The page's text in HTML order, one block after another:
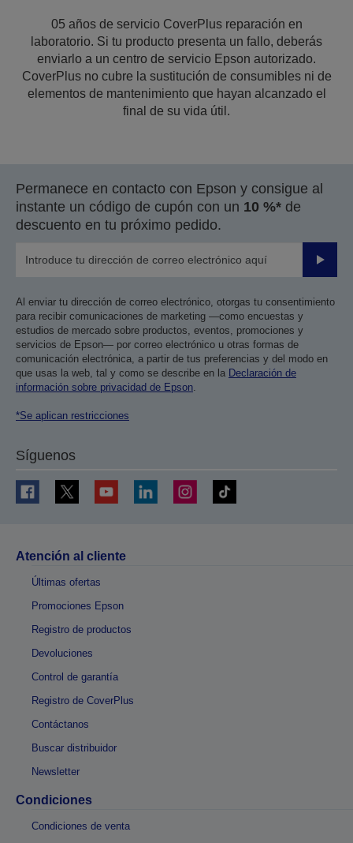
05 años de servicio CoverPlus reparación en
laboratorio. Si tu producto presenta un fallo, deberás
enviarlo a un centro de servicio Epson autorizado.
CoverPlus no cubre la sustitución de consumibles ni de
elementos de mantenimiento que hayan alcanzado el
final de su vida útil.
Permanece en contacto con Epson y consigue al
instante un código de cupón con un 10 %* de
descuento en tu próximo pedido.
Enviar
Al enviar tu dirección de correo electrónico, otorgas tu consentimiento
para recibir comunicaciones de marketing —como encuestas y
estudios de mercado sobre productos, eventos, promociones y
servicios de Epson— por correo electrónico u otras formas de
comunicación electrónica, a partir de tus preferencias y del modo en
que usas la web, tal y como se describe en la Declaración de
información sobre privacidad de Epson.
*Se aplican restricciones
Síguenos
Atención al cliente
Últimas ofertas
Promociones Epson
Registro de productos
Devoluciones
Control de garantía
Registro de CoverPlus
Contáctanos
Buscar distribuidor
Newsletter
Condiciones
Condiciones de venta